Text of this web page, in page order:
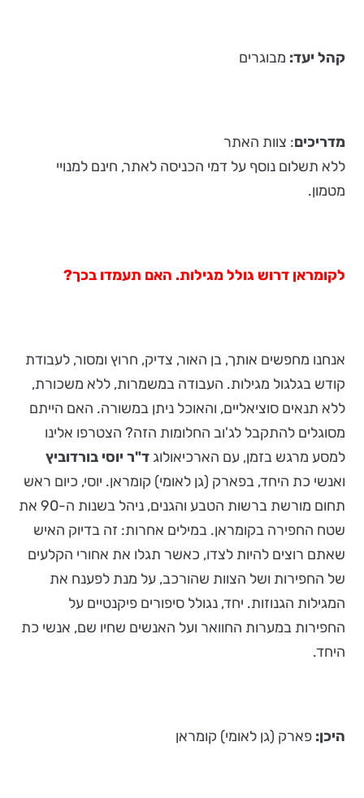
קהל יעד: מבוגרים
מדריכים: צוות האתר
ללא תשלום נוסף על דמי הכניסה לאתר, חינם למנויי
מטמון.
לקומראן דרוש גולל מגילות. האם תעמדו בכך?
אנחנו מחפשים אותך, בן האור, צדיק, חרוץ ומסור, לעבודת
קודש בגלגול מגילות. העבודה במשמרות, ללא משכורת,
ללא תנאים סוציאליים, והאוכל ניתן במשורה. האם הייתם
מסוגלים להתקבל לג'וב החלומות הזה? הצטרפו אלינו
למסע מרגש בזמן, עם הארכיאולוג ד"ר יוסי בורדוביץ
ואנשי כת היחד, בפארק (גן לאומי) קומראן. יוסי, כיום ראש
תחום מורשת ברשות הטבע והגנים, ניהל בשנות ה-90 את
שטח החפירה בקומראן. במילים אחרות: זה בדיוק האיש
שאתם רוצים להיות לצדו, כאשר תגלו את אחורי הקלעים
של החפירות ושל הצוות שהורכב, על מנת לפענח את
המגילות הגנוזות. יחד, נגולל סיפורים פיקנטיים על
החפירות במערות החוואר ועל האנשים שחיו שם, אנשי כת
היחד.
היכן: פארק (גן לאומי) קומראן